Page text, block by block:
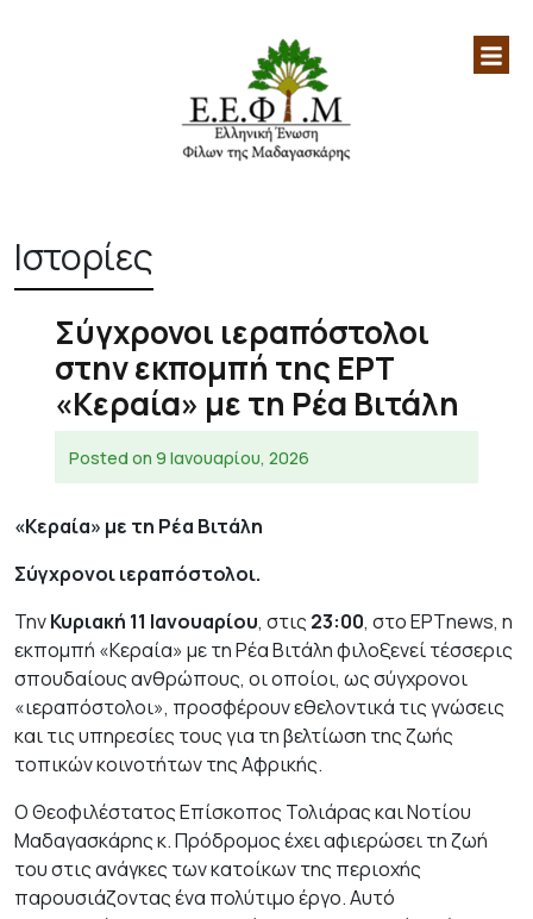
to
content
Ιστορίες
Σύγχρονοι ιεραπόστολοι
στην εκπομπή της ΕΡΤ
«Κεραία» με τη Ρέα Βιτάλη
Posted on 9 Ιανουαρίου, 2026
«Κεραία» με τη Ρέα Βιτάλη
Σύγχρονοι ιεραπόστολοι.
ΤηνΚυριακή 11 Ιανουαρίου, στις 23:00, στο EΡΤnews, η
εκπομπή «Κεραία» με τη Ρέα Βιτάλη φιλοξενεί τέσσερις
σπουδαίους ανθρώπους, οι οποίοι, ως σύγχρονοι
«ιεραπόστολοι», προσφέρουν εθελοντικά τις γνώσεις
και τις υπηρεσίες τους για τη βελτίωση της ζωής
τοπικών κοινοτήτων της Αφρικής.
Ο Θεοφιλέστατος Επίσκοπος Τολιάρας και Νοτίου
Μαδαγασκάρης κ. Πρόδρομος έχει αφιερώσει τη ζωή
του στις ανάγκες των κατοίκων της περιοχής
παρουσιάζοντας ένα πολύτιμο έργο. Αυτό